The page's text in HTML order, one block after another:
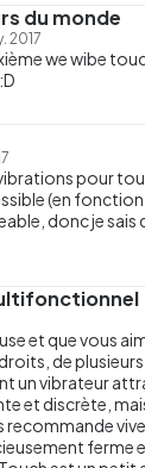
du monde
2017
we wibe
pour
(en fonction
donc je sais
et que vous
de plusieurs
un vibrateur
et discrète,
recommande
ferme